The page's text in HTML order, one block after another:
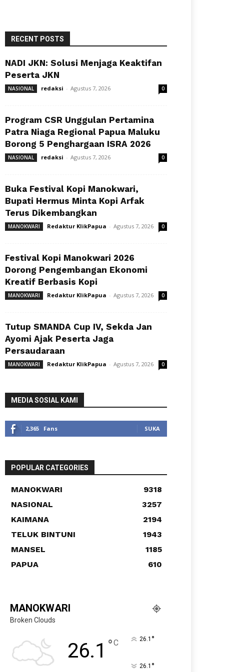
RECENT POSTS
NADI JKN: Solusi Menjaga Keaktifan
Peserta JKN
NASIONAL redaksi - Agustus 7, 2026 0
Program CSR Unggulan Pertamina
Patra Niaga Regional Papua Maluku
Borong 5 Penghargaan ISRA 2026
NASIONAL redaksi - Agustus 7, 2026 0
Buka Festival Kopi Manokwari,
Bupati Hermus Minta Kopi Arfak
Terus Dikembangkan
MANOKWARI Redaktur KlikPapua - Agustus 7, 2026 0
Festival Kopi Manokwari 2026
Dorong Pengembangan Ekonomi
Kreatif Berbasis Kopi
MANOKWARI Redaktur KlikPapua - Agustus 7, 2026 0
Tutup SMANDA Cup IV, Sekda Jan
Ayomi Ajak Peserta Jaga
Persaudaraan
MANOKWARI Redaktur KlikPapua - Agustus 7, 2026 0
MEDIA SOSIAL KAMI
2,365 Fans SUKA
POPULAR CATEGORIES
MANOKWARI
9318
NASIONAL
3257
KAIMANA
2194
TELUK BINTUNI
1943
MANSEL
1185
PAPUA
610
MANOKWARI
Broken Clouds
26.1 °C 26.1 °
26.1 °